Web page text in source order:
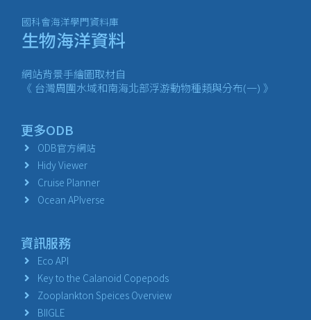
國科會海洋學門資料庫
生物海洋資料
網站背景手繪圖取材自
《 台灣周圍水域和南海北部浮游動物種類與分布(一) 》
更多ODB
ODB官方網站
Hidy Viewer
Cruise Planner
Ocean APIverse
資訊服務
Eco API
Key to the Calanoid Copepods
Zooplankton Speices Overview
BIIGLE